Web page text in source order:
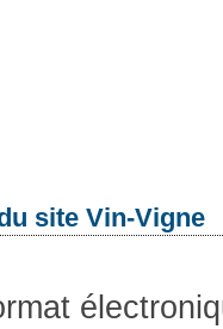
site Vin-Vigne